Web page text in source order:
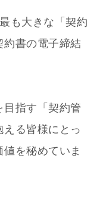
も大きな「契約
約書の電子締結
目指す「契約管
る皆様にとっ
を秘めていま